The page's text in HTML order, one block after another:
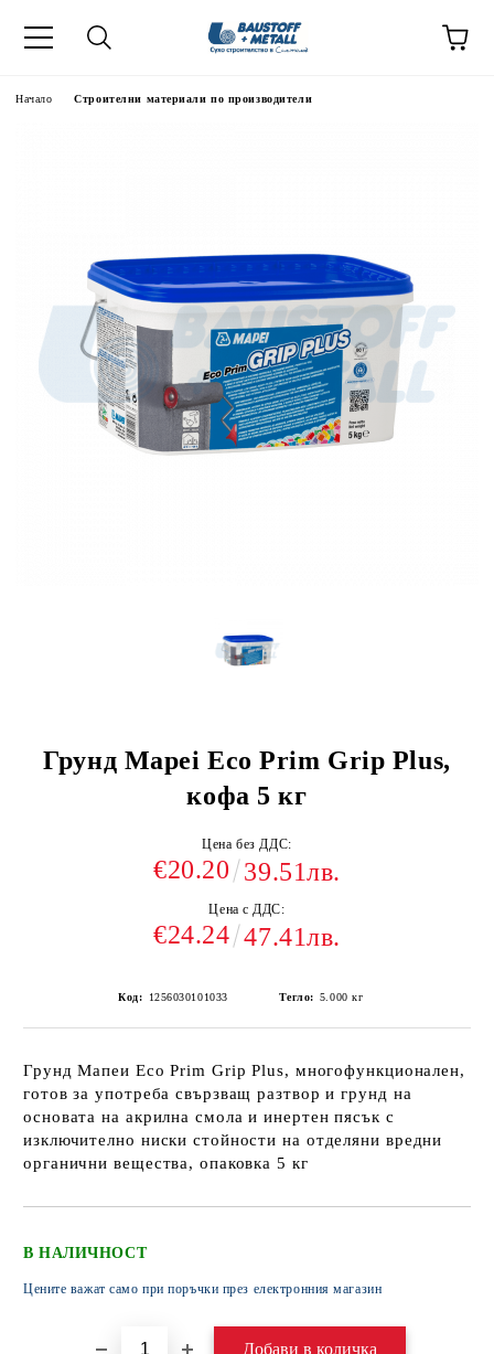
Начало Строителни материали по производители
Грунд Mapei Eco Prim Grip Plus,
кофа 5 кг
Цена без ДДС:
€20.20 39.51лв.
Цена с ДДС:
€24.24 47.41лв.
Код: 1256030101033 Тегло: 5.000 кг
Грунд Мапеи Eco Prim Grip Plus, многофункционален,
готов за употреба свързващ разтвор и грунд на
основата на акрилна смола и инертен пясък с
изключително ниски стойности на отделяни вредни
органични вещества, опаковка 5 кг
В НАЛИЧНОСТ
Цените важат само при поръчки през електронния магазин